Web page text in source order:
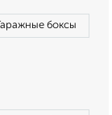
боксы